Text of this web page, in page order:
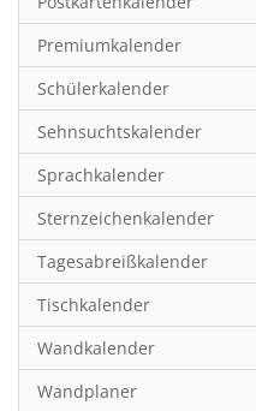
Inspiration & Entspannung
Inspiration & Spiritualität
Kinderkalender
Kunst
Länder & Städte
Landschaft & Natur
Lifestyle
Literatur
Manga & Animé
Premiumkalender
Schülerkalender
Sehnsuchtskalender
Sprachkalender
Sternzeichenkalender
Tagesabreißkalender
Tischkalender
Wandkalender
Wandplaner